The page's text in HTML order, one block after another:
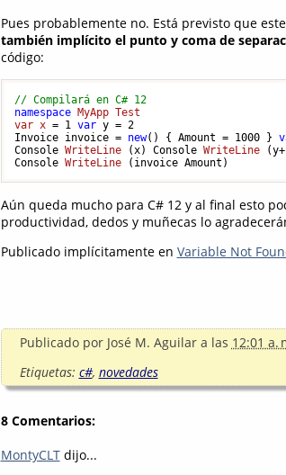
Pues probablemente no. Está previsto que
también implícito el punto y coma de
código:
// Compilará en C# 12
namespace MyApp Test
var x = 1 var y = 2
Invoice invoice = new() { Amount = 1000 }
Console WriteLine ( x) Console WriteLine (
Console WriteLine ( invoice Amount
Aún queda mucho para C# 12 y al final esto
productividad, dedos y muñecas lo
Publicado implícitamente en Variable Not
Publicado por José M. Aguilar a las 12:01 a.
Etiquetas: c#, novedades
8 Comentarios:
MontyCLTdijo...